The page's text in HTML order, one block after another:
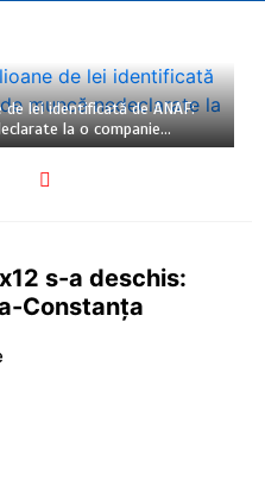
lei identificată de ANAF:
la o companie…
s-a deschis:
Constanța